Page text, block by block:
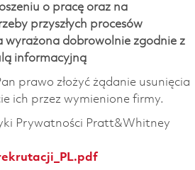
o pracę oraz na
przyszłych procesów
wyrażona dobrowolnie zgodnie z
informacyjną
prawo złożyć żądanie usunięcia
ich przez wymienione firmy.
Prywatności Pratt&Whitney